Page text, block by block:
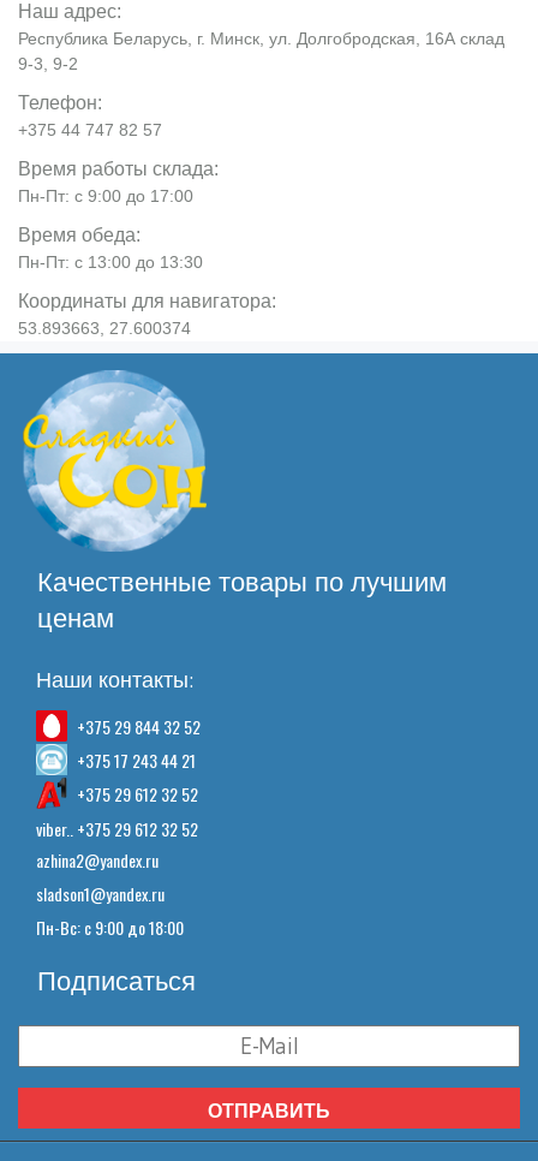
Наш адрес:
Республика Беларусь, г. Минск, ул. Долгобродская, 16А склад
9-3, 9-2
Телефон:
+375 44 747 82 57
Время работы склада:
Пн-Пт: с 9:00 до 17:00
Время обеда:
Пн-Пт: с 13:00 до 13:30
Координаты для навигатора:
53.893663, 27.600374
Качественные товары по лучшим
ценам
Наши контакты:
+375 29 844 32 52
+375 17 243 44 21
+375 29 612 32 52
viber.. +375 29 612 32 52
azhina2@yandex.ru
sladson1@yandex.ru
Пн-Вс: с 9:00 до 18:00
Подписаться
ОТПРАВИТЬ